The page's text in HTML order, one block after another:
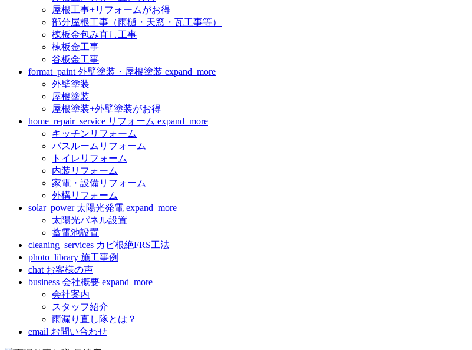
屋根工事+リフォームがお得
部分屋根工事（雨樋・天窓・瓦工事等）
棟板金包み直し工事
棟板金工事
谷板金工事
format_paint 外壁塗装・屋根塗装 expand_more
外壁塗装
屋根塗装
屋根塗装+外壁塗装がお得
home_repair_service リフォーム expand_more
キッチンリフォーム
バスルームリフォーム
トイレリフォーム
内装リフォーム
家電・設備リフォーム
外構リフォーム
solar_power 太陽光発電 expand_more
太陽光パネル設置
蓄電池設置
cleaning_services カビ根絶FRS工法
photo_library 施工事例
chat お客様の声
business 会社概要 expand_more
会社案内
スタッフ紹介
雨漏り直し隊とは？
email お問い合わせ